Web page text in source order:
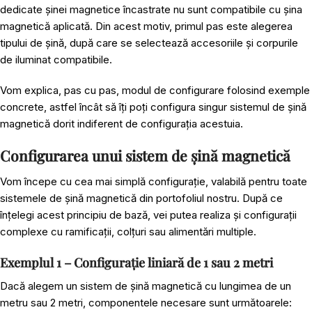
dedicate șinei magnetice încastrate nu sunt compatibile cu șina
magnetică aplicată. Din acest motiv, primul pas este alegerea
tipului de șină, după care se selectează accesoriile și corpurile
de iluminat compatibile.
Vom explica, pas cu pas, modul de configurare folosind exemple
concrete, astfel încât să îți poți configura singur sistemul de șină
magnetică dorit indiferent de configurația acestuia.
Configurarea unui sistem de șină magnetică
Vom începe cu cea mai simplă configurație, valabilă pentru toate
sistemele de șină magnetică din portofoliul nostru. După ce
înțelegi acest principiu de bază, vei putea realiza și configurații
complexe cu ramificații, colțuri sau alimentări multiple.
Exemplul 1 – Configurație liniară de 1 sau 2 metri
Dacă alegem un sistem de șină magnetică cu lungimea de un
metru sau 2 metri, componentele necesare sunt următoarele: